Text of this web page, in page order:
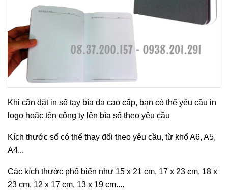
Khi cần đặt in sổ tay bìa da cao cấp, bạn có thể yêu cầu in
logo hoặc tên công ty lên bìa sổ theo yêu cầu
Kích thước sổ có thể thay đổi theo yêu cầu, từ khổ A6, A5,
A4...
Các kích thước phổ biến như 15 x 21 cm, 17 x 23 cm, 18 x
23 cm, 12 x 17 cm, 13 x 19 cm....